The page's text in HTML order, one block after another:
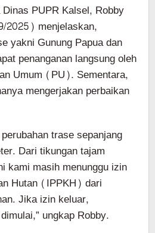
PUPR Kalsel, Robby
2025) menjelaskan,
yakni Gunung Papua dan
penanganan langsung oleh
Umum (PU). Sementara,
mengerjakan perbaikan
trase sepanjang
Dari tikungan tajam
kami masih menunggu izin
Hutan (IPPKH) dari
Jika izin keluar,
ungkap Robby.